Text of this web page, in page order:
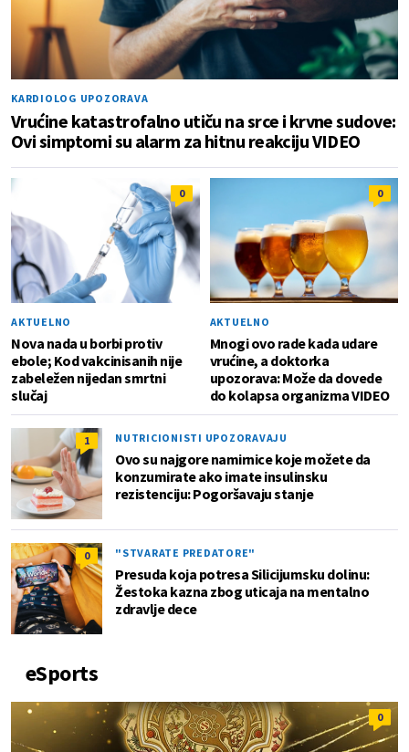
KARDIOLOG UPOZORAVA
Vrućine katastrofalno utiču na srce i krvne sudove:
Ovi simptomi su alarm za hitnu reakciju VIDEO
0
AKTUELNO
Nova nada u borbi protiv
ebole; Kod vakcinisanih nije
zabeležen nijedan smrtni
slučaj
0
AKTUELNO
Mnogi ovo rade kada udare
vrućine, a doktorka
upozorava: Može da dovede
do kolapsa organizma VIDEO
1 NUTRICIONISTI UPOZORAVAJU
Ovo su najgore namirnice koje možete da
konzumirate ako imate insulinsku
rezistenciju: Pogoršavaju stanje
0 "STVARATE PREDATORE"
Presuda koja potresa Silicijumsku dolinu:
Žestoka kazna zbog uticaja na mentalno
zdravlje dece
eSports
0